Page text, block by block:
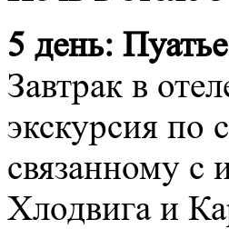
5 день:
Завтрак в
экскурсия по
связанному с
Хлодвига и